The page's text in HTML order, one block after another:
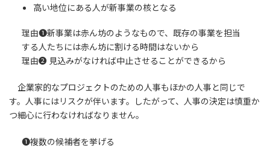
高い地位にある人が新事業の核となる
理由❶新事業は赤ん坊のようなもので、既存の事業を担当
する人たちには赤ん坊に割ける時間はないから
理由❷ 見込みがなければ中止させることができるから
企業家的なプロジェクトのための人事もほかの人事と同じで
す。人事にはリスクが伴います。したがって、人事の決定は慎重か
つ細心に行わなければなりません。
❶複数の候補者を挙げる